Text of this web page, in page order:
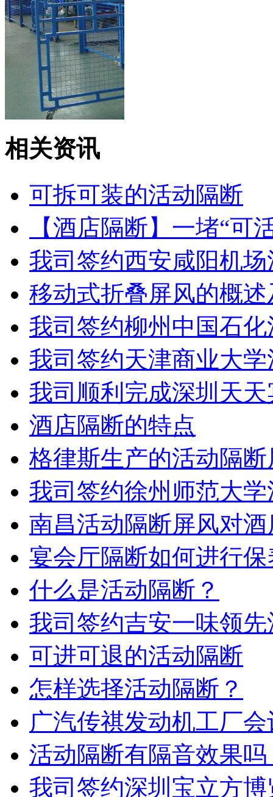
东莞鸿业机械厂
虎门利国机械厂
武汉美国百威啤酒厂
相关资讯
可拆可装的活动隔断
【酒店隔断】一堵“可
我司签约西安咸阳机
移动式折叠屏风的概
我司签约柳州中国石
我司签约天津商业大
我司顺利完成深圳天
酒店隔断的特点
格律斯生产的活动隔
我司签约徐州师范大
南昌活动隔断屏风对
宴会厅隔断如何进行保
什么是活动隔断？
我司签约吉安一味领
可进可退的活动隔断
怎样选择活动隔断？
广汽传祺发动机工厂
活动隔断有隔音效果吗
我司签约深圳宝立方